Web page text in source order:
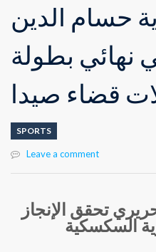
حسام الدين
نهائي بطولة
قضاء صيدا
SPORTS
Leave a comment
تحقق الإنجاز
السكسكية